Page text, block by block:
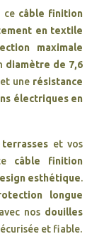
ce câble finition
en textile
maximale
diamètre de 7,6
et une résistance
électriques en
terrasses et vos
câble finition
esthétique.
longue
nos douilles
et fiable.